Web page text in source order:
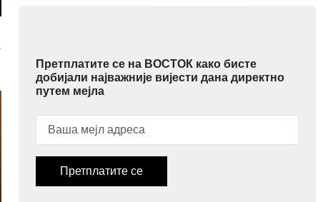
Претплатите се на ВОСТОК како бисте
добијали најважније вијести дана директно
путем мејла
Претплатите се